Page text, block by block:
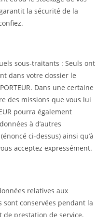
la sécurité de la
sous-traitants : Seuls ont
dans votre dossier le
Dans une certaine
des missions que vous lui
pourra également
à d’autres
ci-dessus) ainsi qu’à
acceptez expressément.
relatives aux
sont conservées pendant la
de prestation de service,